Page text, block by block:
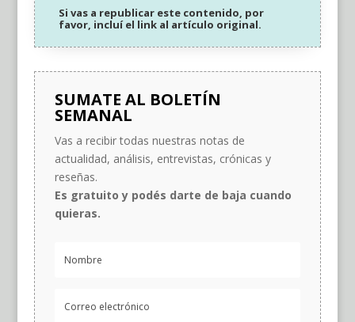
Si vas a republicar este contenido, por
favor, incluí el link al artículo original.
SUMATE AL BOLETÍN
SEMANAL
Vas a recibir todas nuestras notas de
actualidad, análisis, entrevistas, crónicas y
reseñas.
Es gratuito y podés darte de baja cuando
quieras.